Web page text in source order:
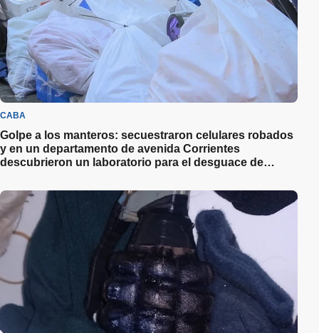
CABA
Golpe a los manteros: secuestraron celulares robados
y en un departamento de avenida Corrientes
descubrieron un laboratorio para el desguace de